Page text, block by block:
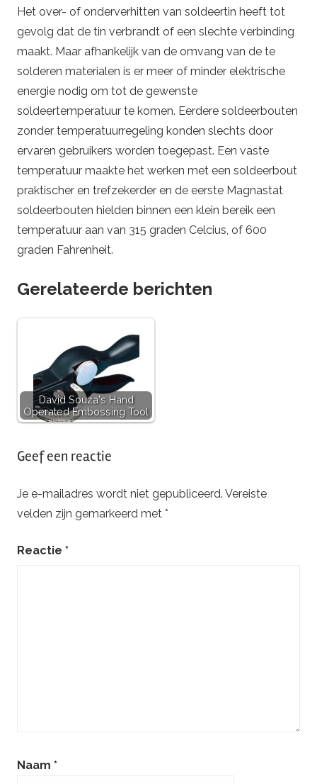
Het over- of onderverhitten van soldeertin heeft tot
gevolg dat de tin verbrandt of een slechte verbinding
maakt. Maar afhankelijk van de omvang van de te
solderen materialen is er meer of minder elektrische
energie nodig om tot de gewenste
soldeertemperatuur te komen. Eerdere soldeerbouten
zonder temperatuurregeling konden slechts door
ervaren gebruikers worden toegepast. Een vaste
temperatuur maakte het werken met een soldeerbout
praktischer en trefzekerder en de eerste Magnastat
soldeerbouten hielden binnen een klein bereik een
temperatuur aan van 315 graden Celcius, of 600
graden Fahrenheit.
Gerelateerde berichten
David Souza's Hand
Operated Embossing Tool
met
weller ,
wtcp
Geef een reactie
Je e-mailadres wordt niet gepubliceerd. Vereiste
velden zijn gemarkeerd met *
Reactie *
Naam *